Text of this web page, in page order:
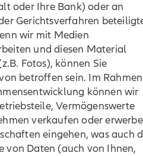
oder Ihre Bank) oder an
Gerichtsverfahren
wir mit Medien
und diesen Material
Fotos), können Sie
betroffen sein. Im Rahmen
können wir
Vermögenswerte
verkaufen oder
eingehen, was auch
von Daten (auch von Ihnen,